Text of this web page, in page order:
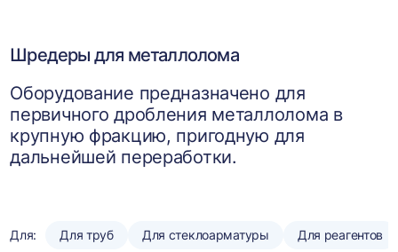
Шредеры для металлолома
Оборудование предназначено для
первичного дробления металлолома в
крупную фракцию, пригодную для
дальнейшей переработки.
Для: Для труб Для стеклоарматуры Для реагентов